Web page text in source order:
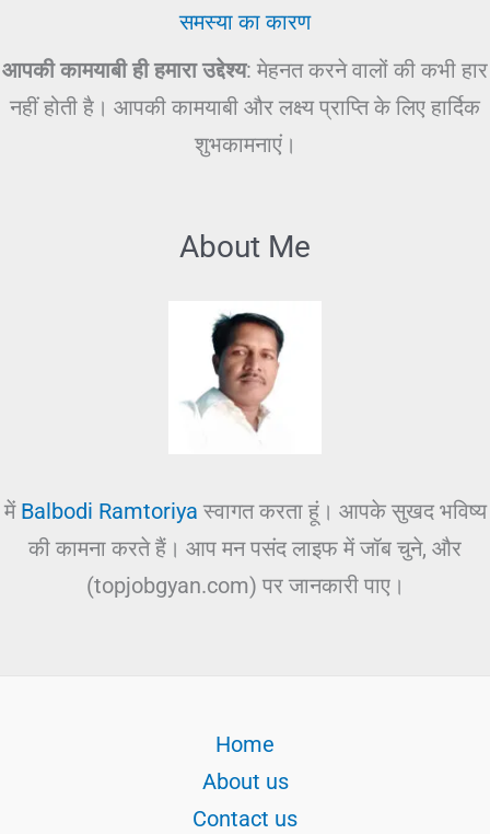
समस्या का कारण
आपकी कामयाबी ही हमारा उद्देश्य: मेहनत करने वालों की कभी हार
नहीं होती है। आपकी कामयाबी और लक्ष्य प्राप्ति के लिए हार्दिक
शुभकामनाएं।
About Me
में Balbodi Ramtoriya स्वागत करता हूं। आपके सुखद भविष्य
की कामना करते हैं। आप मन पसंद लाइफ में जॉब चुने, और
(topjobgyan.com) पर जानकारी पाए।
Home
About us
Contact us